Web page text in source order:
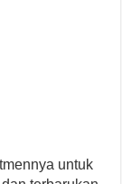
untuk